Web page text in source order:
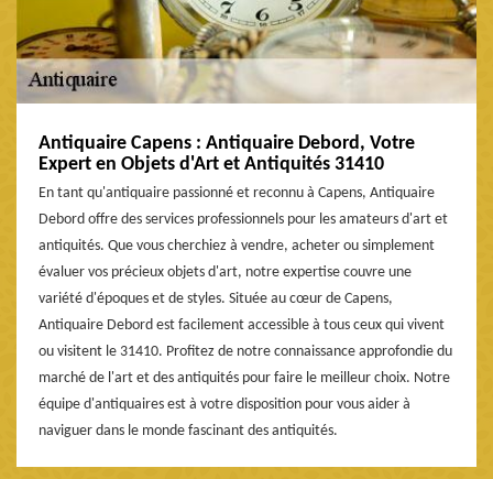
Antiquaire Capens : Antiquaire Debord, Votre
Expert en Objets d'Art et Antiquités 31410
En tant qu'antiquaire passionné et reconnu à Capens, Antiquaire
Debord offre des services professionnels pour les amateurs d'art et
antiquités. Que vous cherchiez à vendre, acheter ou simplement
évaluer vos précieux objets d'art, notre expertise couvre une
variété d'époques et de styles. Située au cœur de Capens,
Antiquaire Debord est facilement accessible à tous ceux qui vivent
ou visitent le 31410. Profitez de notre connaissance approfondie du
marché de l'art et des antiquités pour faire le meilleur choix. Notre
équipe d'antiquaires est à votre disposition pour vous aider à
naviguer dans le monde fascinant des antiquités.